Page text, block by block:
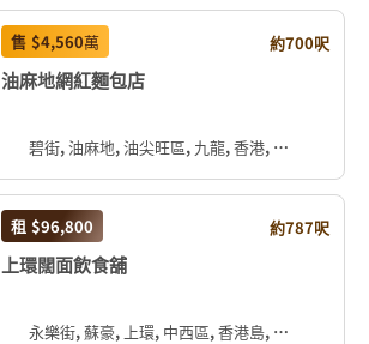
售 $4,560萬 約700呎
油麻地網紅麵包店
碧街, 油麻地, 油尖旺區, 九龍, 香港, 中国
租 $96,800 約787呎
上環闊面飲食舖
永樂街, 蘇豪, 上環, 中西區, 香港島, 香港, 中国